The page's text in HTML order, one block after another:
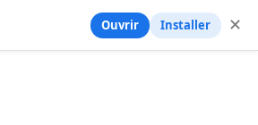
Ouvrir Installer ✕